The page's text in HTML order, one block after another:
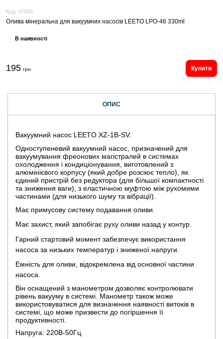
Код: 47056
Олива мінеральна для вакуумних насосів LEETO LPO-46 330ml
В наявності
195 грн Купити
ОПИС
Вакуумний насос LEETO XZ-1B-SV.
Одноступеневий вакуумний насос, призначений для
вакуумування фреонових магістралей в системах
охолодження і кондиціонування, виготовлений з
алюмінієвого корпусу (який добре розсіює тепло), як
єдиний пристрій без редуктора (для більшої компактності
та зниження ваги), з еластичною муфтою між рухомими
частинами (для низького шуму та вібрації).
Має примусову систему подавання оливи.
Має захист, який запобігає руху оливи назад у контур.
Гарний стартовий момент забезпечує використання
насоса за низьких температур і зниженої напруги.
Емність для оливи, відокремлена від основної частини
насоса.
Він оснащений з манометром дозволяє контролювати
рівень вакууму в системі. Манометр також може
використовуватися для визначення наявності витоків в
системі, що може призвести до погіршення її
продуктивності.
Напруга: 220В-50Гц.